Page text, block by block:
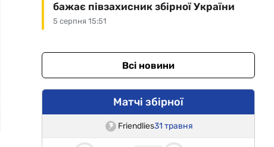
5 серпня 15:51
бажає півзахисник збірної України
Всі новини
Матчі збірної
Friendlies31 травня